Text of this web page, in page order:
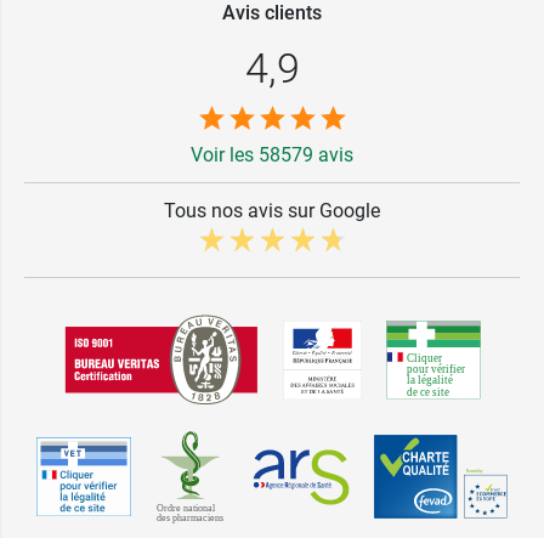
Avis clients
4,9
Voir les 58579 avis
Tous nos avis sur Google